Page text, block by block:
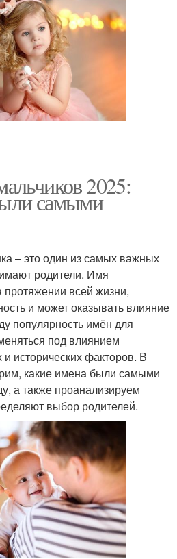
2025:
самыми
– это один из самых важных
родители. Имя
всей жизни,
и может оказывать влияние
популярность имён для
под влиянием
исторических факторов. В
какие имена были самыми
а также проанализируем
выбор родителей.